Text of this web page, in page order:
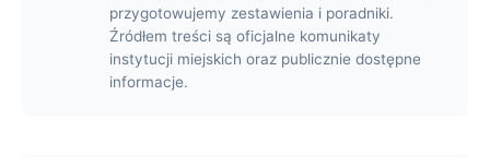
przygotowujemy zestawienia i poradniki.
Źródłem treści są oficjalne komunikaty
instytucji miejskich oraz publicznie dostępne
informacje.